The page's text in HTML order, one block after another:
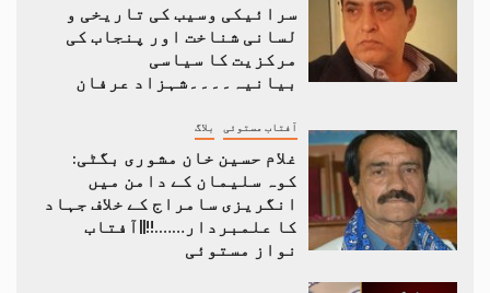
سرائیکی وسیب کی تاریخی و
لسانی شناخت اور پنجاب کی
مرکزیت کا سیاسی
بیانیہ۔۔۔۔شہزاد عرفان
آفتاب مستوئی بلاگ
غلام حسین خان مشوری بگٹی:
کوہ سلیمان کے دامن میں
انگریزی سامراج کے خلاف جہاد
کا علمبردار…….!!||آفتاب
نواز مستوئی